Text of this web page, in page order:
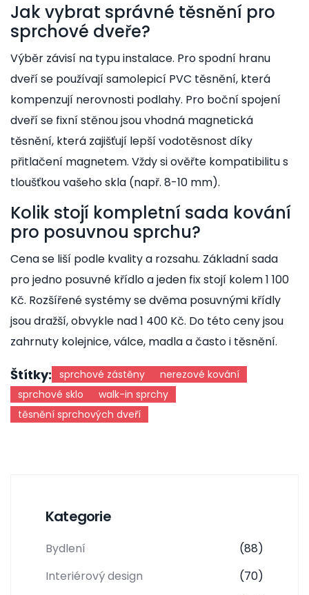
Jak vybrat správné těsnění pro
sprchové dveře?
Výběr závisí na typu instalace. Pro spodní hranu
dveří se používají samolepicí PVC těsnění, která
kompenzují nerovnosti podlahy. Pro boční spojení
dveří se fixní stěnou jsou vhodná magnetická
těsnění, která zajišťují lepší vodotěsnost díky
přitlačení magnetem. Vždy si ověřte kompatibilitu s
tloušťkou vašeho skla (např. 8-10 mm).
Kolik stojí kompletní sada kování
pro posuvnou sprchu?
Cena se liší podle kvality a rozsahu. Základní sada
pro jedno posuvné křídlo a jeden fix stojí kolem 1 100
Kč. Rozšířené systémy se dvěma posuvnými křídly
jsou dražší, obvykle nad 1 400 Kč. Do této ceny jsou
zahrnuty kolejnice, válce, madla a často i těsnění.
Štítky: sprchové zástěny
nerezové kování
sprchové sklo
walk-in sprchy
těsnění sprchových dveří
Kategorie
Bydlení
(88)
Interiérový design
(70)